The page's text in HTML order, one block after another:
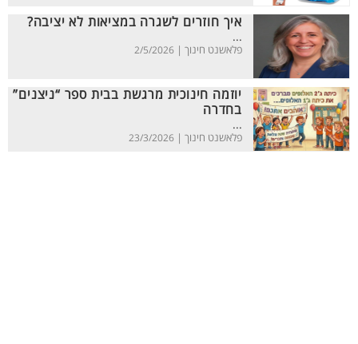
איך חוזרים לשגרה במציאות לא יציבה?
...
פלאשנט חינוך | 2/5/2026
יוזמה חינוכית מרגשת בבית ספר “ניצנים”
בחדרה
...
פלאשנט חינוך | 23/3/2026